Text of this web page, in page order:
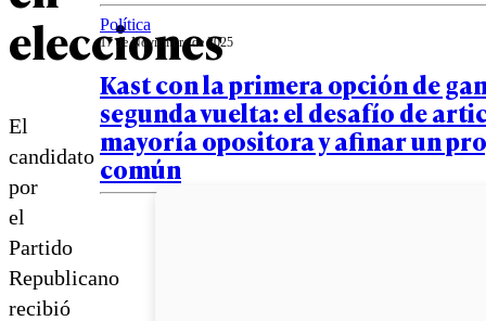
elecciones
El
candidato
por
el
Partido
Republicano
recibió
Política
17 de Noviembre de 2025
Kast con la primera opción de
segunda vuelta: el desafío de
mayoría opositora y afinar un
común